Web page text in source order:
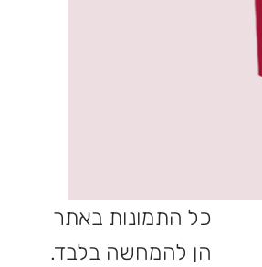
כל התמונות באתר
הן להמחשה בלבד.